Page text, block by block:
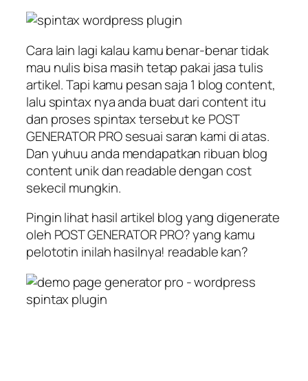
Cara lain lagi kalau kamu benar-benar tidak
mau nulis bisa masih tetap pakai jasa tulis
artikel. Tapi kamu pesan saja 1 blog content,
lalu spintax nya anda buat dari content itu
dan proses spintax tersebut ke POST
GENERATOR PRO sesuai saran kami di atas.
Dan yuhuu anda mendapatkan ribuan blog
content unik dan readable dengan cost
sekecil mungkin.
Pingin lihat hasil artikel blog yang digenerate
oleh POST GENERATOR PRO? yang kamu
pelototin inilah hasilnya! readable kan?